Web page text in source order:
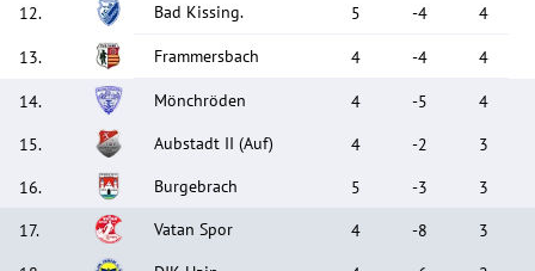
12. Bad Kissing. 5 -4 4
13. Frammersbach 4 -4 4
14. Mönchröden 4 -5
4
15. Aubstadt II (Auf) 4 -2
3
16. Burgebrach 5 -3
3
17. Vatan Spor 4 -8
3